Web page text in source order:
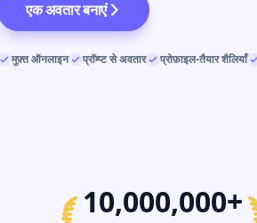
एक अवतार बनाएं
मुफ़्त ऑनलाइन प्रॉम्प्ट से अवतार प्रोफ़ाइल-तैयार शैलियाँ
10,000,000+